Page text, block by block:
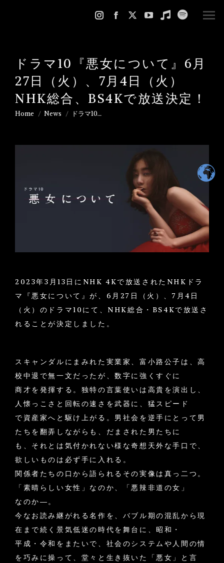
Instagram
in
new
Facebook
in
new
window
X
in
new
window
YouTube
in
new
window
Music
in
new
window
Spotify
in
window
ドラマ10『悪女について』6月
27日（火）、7月4日（火）
NHK総合、BS4Kで放送決定！
You are here:
Home News ドラマ10…
2023年3月13日にNHK 4Kで放送されたNHKドラ
マ『悪女について』が、6月27日（火）、7月4日
（火）のドラマ10にて、NHK総合・BS4Kで放送さ
れることが決定しました。
スキャンダルにまみれた実業家、富小路公子は、高
校中退で無一文だったが、数字に強くすぐに
商才を発揮する。独特の言葉使いは高貴を演出し、
人懐っこさと回転の速さを武器に、猛スピード
で資産家へと駆け上がる。男社会を逆手にとって男
たちを翻弄しながらも、だまされた男たちに
も、それとは気付かれない様な奇想天外な手口で、
欲しいものは必ず手に入れる。
関係者たちの口から語られるその実像は真っ二つ。
「素晴らしい女性」なのか、「悪辣非道の女」
なのか―。
今なお読み継がれる名作を、バブル期の混乱から現
在まで続く景気低迷の時代を舞台に、昭和・
平成・令和をまたいで、社会のシステムや人間の情
を巧みに操って、堂々と生き抜いた「悪女」と言